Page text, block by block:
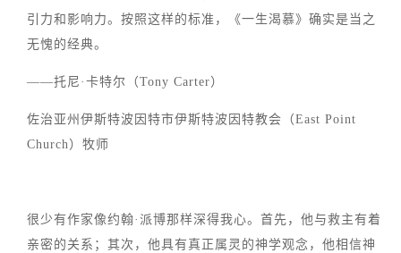
引力和影响力。按照这样的标准，《一生渴慕》确实是当之
无愧的经典。
——托尼·卡特尔（Tony Carter）
佐治亚州伊斯特波因特市伊斯特波因特教会（East Point
Church）牧师
很少有作家像约翰·派博那样深得我心。首先，他与救主有着
亲密的关系；其次，他具有真正属灵的神学观念，他相信神